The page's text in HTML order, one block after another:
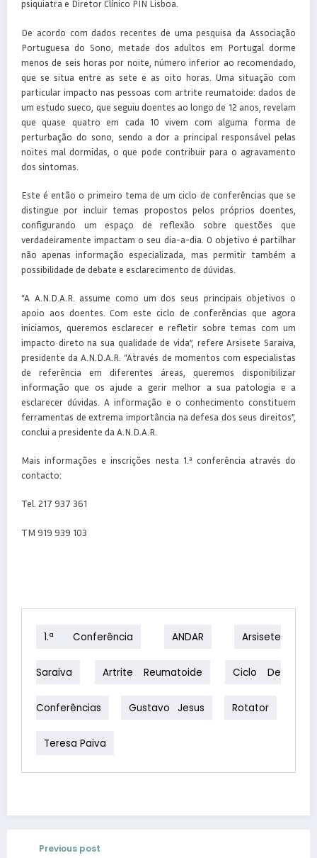
psiquiatra e Diretor Clínico PIN Lisboa.
De acordo com dados recentes de uma pesquisa da Associação
Portuguesa do Sono, metade dos adultos em Portugal dorme
menos de seis horas por noite, número inferior ao recomendado,
que se situa entre as sete e as oito horas. Uma situação com
particular impacto nas pessoas com artrite reumatoide: dados de
um estudo sueco, que seguiu doentes ao longo de 12 anos, revelam
que quase quatro em cada 10 vivem com alguma forma de
perturbação do sono, sendo a dor a principal responsável pelas
noites mal dormidas, o que pode contribuir para o agravamento
dos sintomas.
Este é então o primeiro tema de um ciclo de conferências que se
distingue por incluir temas propostos pelos próprios doentes,
configurando um espaço de reflexão sobre questões que
verdadeiramente impactam o seu dia-a-dia. O objetivo é partilhar
não apenas informação especializada, mas permitir também a
possibilidade de debate e esclarecimento de dúvidas.
“A A.N.D.A.R. assume como um dos seus principais objetivos o
apoio aos doentes. Com este ciclo de conferências que agora
iniciamos, queremos esclarecer e refletir sobre temas com um
impacto direto na sua qualidade de vida”, refere Arsisete Saraiva,
presidente da A.N.D.A.R. “Através de momentos com especialistas
de referência em diferentes áreas, queremos disponibilizar
informação que os ajude a gerir melhor a sua patologia e a
esclarecer dúvidas. A informação e o conhecimento constituem
ferramentas de extrema importância na defesa dos seus direitos”,
conclui a presidente da A.N.D.A.R.
Mais informações e inscrições nesta 1.ª conferência através do
contacto:
Tel. 217 937 361
TM 919 939 103
1.ª Conferência ANDAR Arsisete
Saraiva Artrite Reumatoide Ciclo De
Conferências Gustavo Jesus Rotator
Teresa Paiva
Previous post